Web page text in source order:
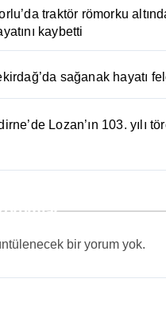
traktör römorku
kaybetti
sağanak hayatı
Lozan’ın 103. yılı
bir yorum yok.